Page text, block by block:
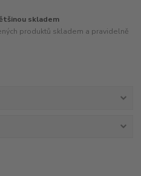
skladem
produktů skladem a pravidelně